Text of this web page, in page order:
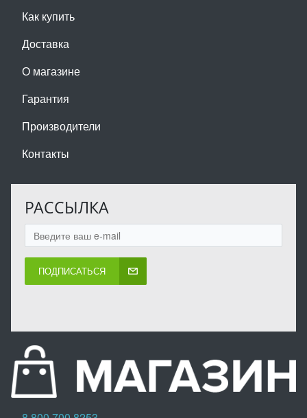
Как купить
Доставка
О магазине
Гарантия
Производители
Контакты
РАССЫЛКА
ПОДПИСАТЬСЯ